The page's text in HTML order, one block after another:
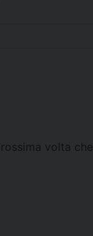
volta